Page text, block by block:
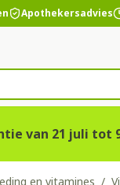
Apothekersadvies
van 21 juli tot
en vitamines /